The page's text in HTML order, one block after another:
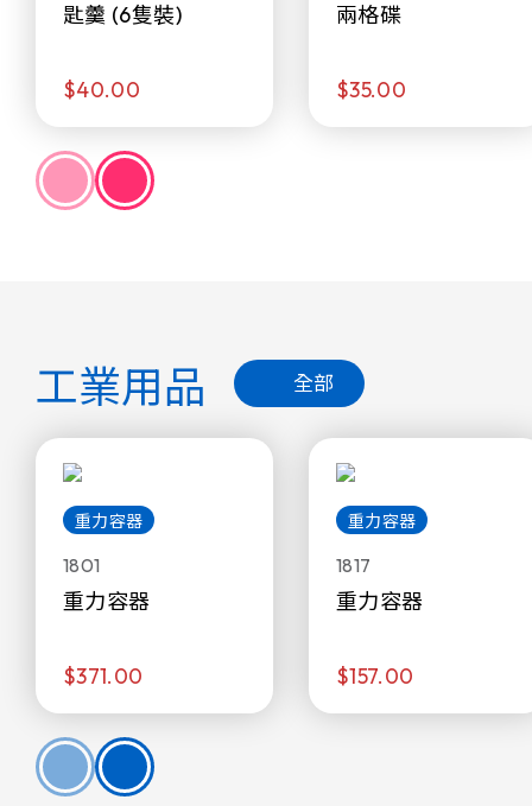
匙羹 (6隻裝)
$40.00
兩格碟
$35.00
工業用品 全部
重力容器
1801
重力容器
$371.00
重力容器
1817
重力容器
$157.00